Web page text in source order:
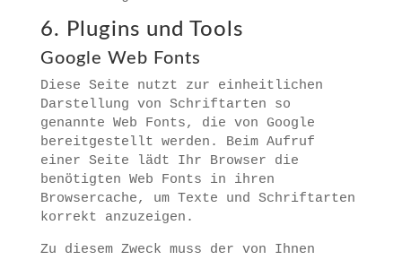
6. Plugins und Tools
Google Web Fonts
Diese Seite nutzt zur einheitlichen
Darstellung von Schriftarten so
genannte Web Fonts, die von Google
bereitgestellt werden. Beim Aufruf
einer Seite lädt Ihr Browser die
benötigten Web Fonts in ihren
Browsercache, um Texte und Schriftarten
korrekt anzuzeigen.
Zu diesem Zweck muss der von Ihnen